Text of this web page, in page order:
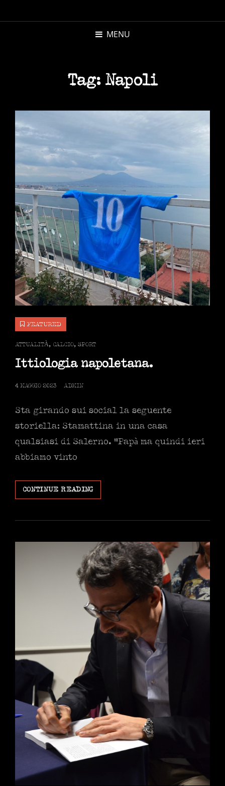
MENU
Tag: Napoli
FEATURED
CAT
LINKS
ATTUALITÀ, CALCIO, SPORT
Ittiologia napoletana.
POSTED
4 MAGGIO 2023 ADMIN
Sta girando sui social la seguente
storiella: Stamattina in una casa
qualsiasi di Salerno. “Papà ma quindi ieri
abbiamo vinto
CONTINUE READINGITTIOLOGIA
NAPOLETANA.